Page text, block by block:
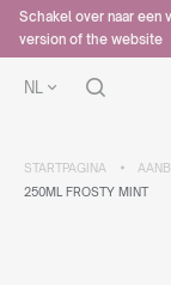
Schakel over naar een
version of the website
NL
STARTPAGINA
250ML FROSTY MINT